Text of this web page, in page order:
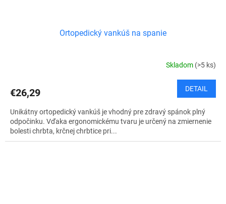
Ortopedický vankúš na spanie
Skladom (>5 ks)
€26,29 DETAIL
Unikátny ortopedický vankúš je vhodný pre zdravý spánok plný
odpočinku. Vďaka ergonomickému tvaru je určený na zmiernenie
bolesti chrbta, krčnej chrbtice pri...